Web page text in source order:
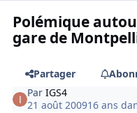
Polémique
gare de
Partager
ParIGS4
21 août 200916 ans